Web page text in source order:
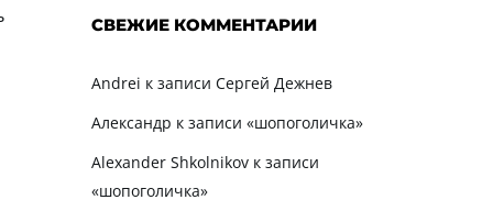
СВЕЖИЕ КОММЕНТАРИИ
Andrei к записи Сергей Дежнев
Александр к записи «шопоголичка»
Alexander Shkolnikovк записи
«шопоголичка»